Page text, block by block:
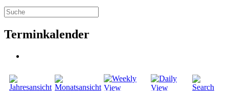
Terminkalender